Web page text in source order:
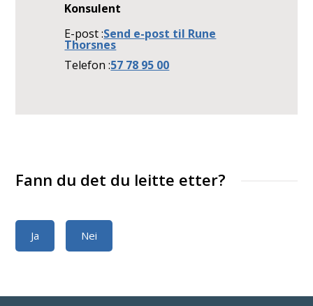
Konsulent
E-postSend e-post til Rune
Thorsnes
Telefon57 78 95 00
Fann du det du leitte etter?
Ja Nei